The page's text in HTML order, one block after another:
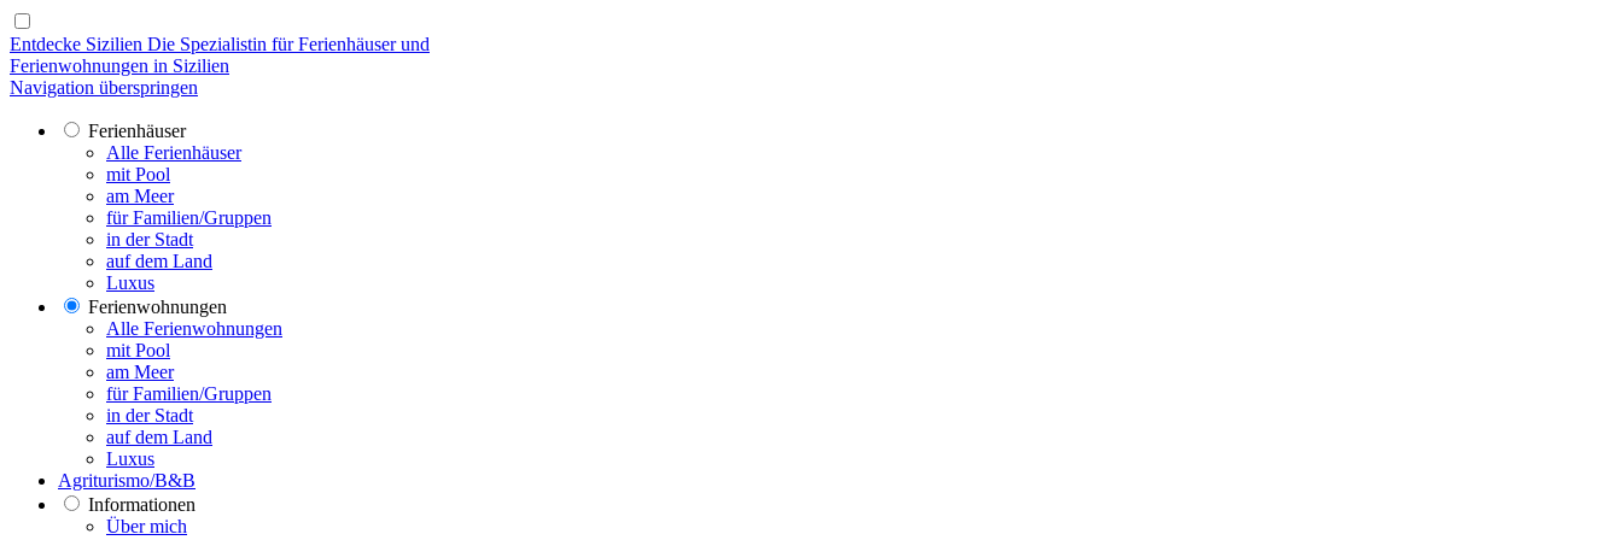
Entdecke Sizilien Die Spezialistin für Ferienhäuser und
Ferienwohnungen in Sizilien
Navigation überspringen
Ferienhäuser
Alle Ferienhäuser
mit Pool
am Meer
für Familien/Gruppen
in der Stadt
auf dem Land
Luxus
Ferienwohnungen
Alle Ferienwohnungen
mit Pool
am Meer
für Familien/Gruppen
in der Stadt
auf dem Land
Luxus
Agriturismo/B&B
Informationen
Über mich